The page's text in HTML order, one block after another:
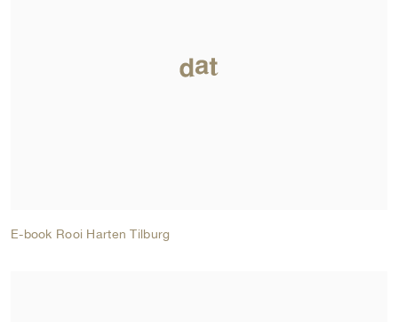
E-book Rooi Harten Tilburg